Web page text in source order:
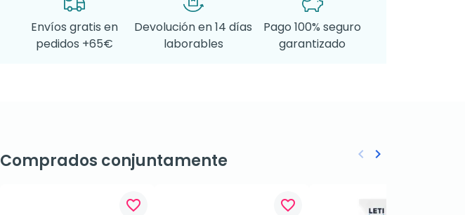
Envíos gratis en
pedidos +65€
Devolución en 14 días
laborables
Pago 100% seguro
garantizado
Comprados conjuntamente
favorite_border favorite_border
Anterior
keyboard_arrow_left Siguiente
keyboard_arrow_right